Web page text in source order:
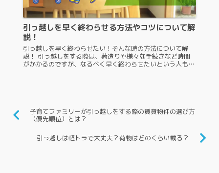
引っ越しを早く終わらせる方法やコツについて解
説！
引っ越しを早く終わらせたい！そんな時の方法について解
説！ 引っ越しをする際は、荷造りや様々な手続きなど時間
がかかるのですが、なるべく早く終わらせたいという人もい
子育てファミリーが引っ越しをする際の賃貸物件の選び方
（優先順位）とは？
引っ越しは軽トラで大丈夫？荷物はどのくらい載る？